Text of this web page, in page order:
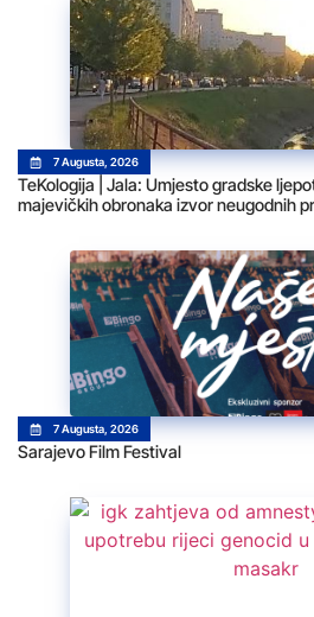
7 Augusta, 2026
TeKologija | Jala: Umjesto gradske
majevičkih obronaka izvor neugodnih
7 Augusta, 2026
Sarajevo Film Festival